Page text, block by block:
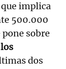
que implica
500.000
sobre
dos